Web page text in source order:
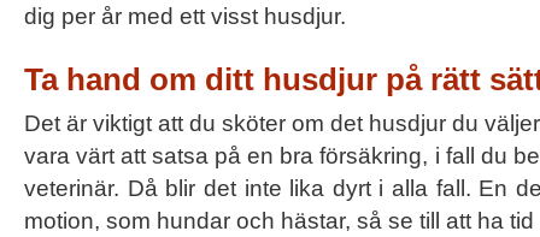
dig per år med ett visst husdjur.
Ta hand om ditt husdjur på rätt
Det är viktigt att du sköter om det husdjur du
vara värt att satsa på en bra försäkring, i fall du
veterinär. Då blir det inte lika dyrt i alla fall. En
motion, som hundar och hästar, så se till att ha